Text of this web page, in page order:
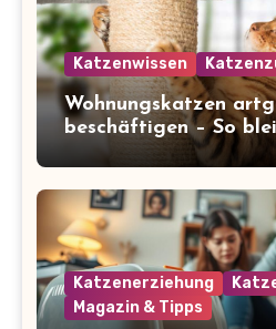
Katzenwissen
Wohnungskatzen
beschäftigen – So
glücklich und gesund
Katzenerziehung
Magazin & Tipps